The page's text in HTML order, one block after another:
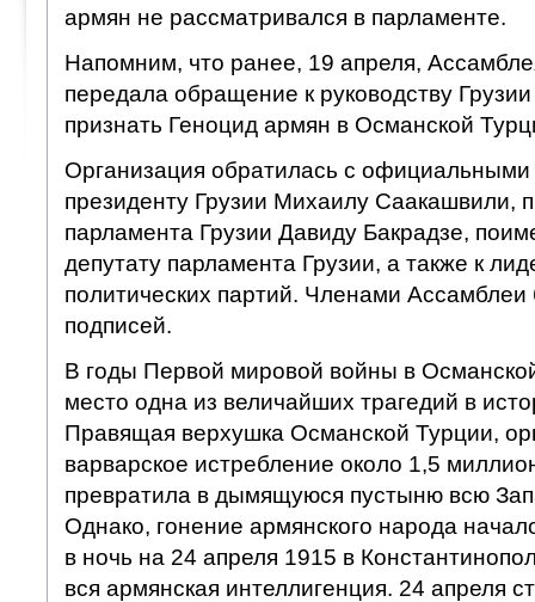
армян не рассматривался в парламенте.
Напомним, что ранее, 19 апреля,
передала обращение к руководству
признать Геноцид армян в Османской
Организация обратилась с официальными
президенту Грузии Михаилу Саакашвили,
парламента Грузии Давиду Бакрадзе,
депутату парламента Грузии, а также к
политических партий. Членами
подписей.
В годы Первой мировой войны в
место одна из величайших трагедий в
Правящая верхушка Османской Турции,
варварское истребление около 1,5
превратила в дымящуюся пустыню всю
Однако, гонение армянского народа
в ночь на 24 апреля 1915 в
вся армянская интеллигенция. 24 апреля